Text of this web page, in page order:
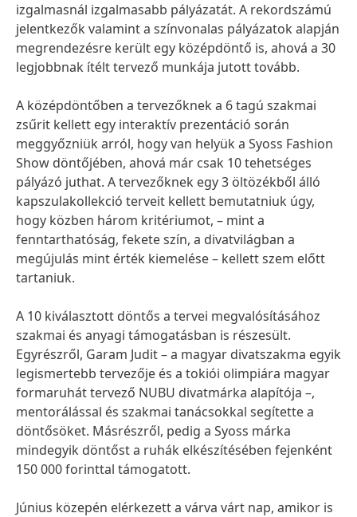
izgalmasnál izgalmasabb pályázatát. A rekordszámú
jelentkezők valamint a színvonalas pályázatok alapján
megrendezésre került egy középdöntő is, ahová a 30
legjobbnak ítélt tervező munkája jutott tovább.
A középdöntőben a tervezőknek a 6 tagú szakmai
zsűrit kellett egy interaktív prezentáció során
meggyőzniük arról, hogy van helyük a Syoss Fashion
Show döntőjében, ahová már csak 10 tehetséges
pályázó juthat. A tervezőknek egy 3 öltözékből álló
kapszulakollekció terveit kellett bemutatniuk úgy,
hogy közben három kritériumot, – mint a
fenntarthatóság, fekete szín, a divatvilágban a
megújulás mint érték kiemelése – kellett szem előtt
tartaniuk.
A 10 kiválasztott döntős a tervei megvalósításához
szakmai és anyagi támogatásban is részesült.
Egyrészről, Garam Judit – a magyar divatszakma egyik
legismertebb tervezője és a tokiói olimpiára magyar
formaruhát tervező NUBU divatmárka alapítója –,
mentorálással és szakmai tanácsokkal segítette a
döntősöket. Másrészről, pedig a Syoss márka
mindegyik döntőst a ruhák elkészítésében fejenként
150 000 forinttal támogatott.
Június közepén elérkezett a várva várt nap, amikor is